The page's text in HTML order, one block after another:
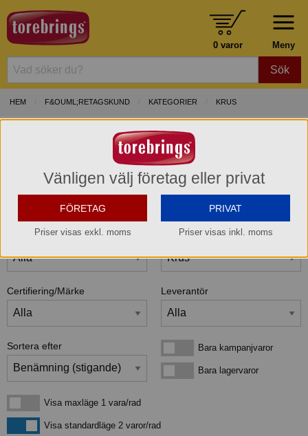
Meny
0 varor
Sök
HEM F&OUML;RETAGSKUND KATEGORIER KRUS
Kategori "Krus" bland alla varor hos Torebrings
Här kan du fritextsöka bland alla varor hos Torebrings varor. Du kan även
filtrera på märken kategorier och leverantörer.
Varumärke Kategori
Certifiering/Märke Leverantör
Sortera efter Bara kampanjvarorBara kampanjvaror
Bara lagervarorBara lagervaror
Visa maxläge 1 vara/rad
Visa maxläge 1 vara/rad
Visa standardlägeVisa standardläge 2 varor/rad
Vänligen välj företag eller privat
FÖRETAG
Priser visas exkl. moms
PRIVAT
Priser visas inkl. moms